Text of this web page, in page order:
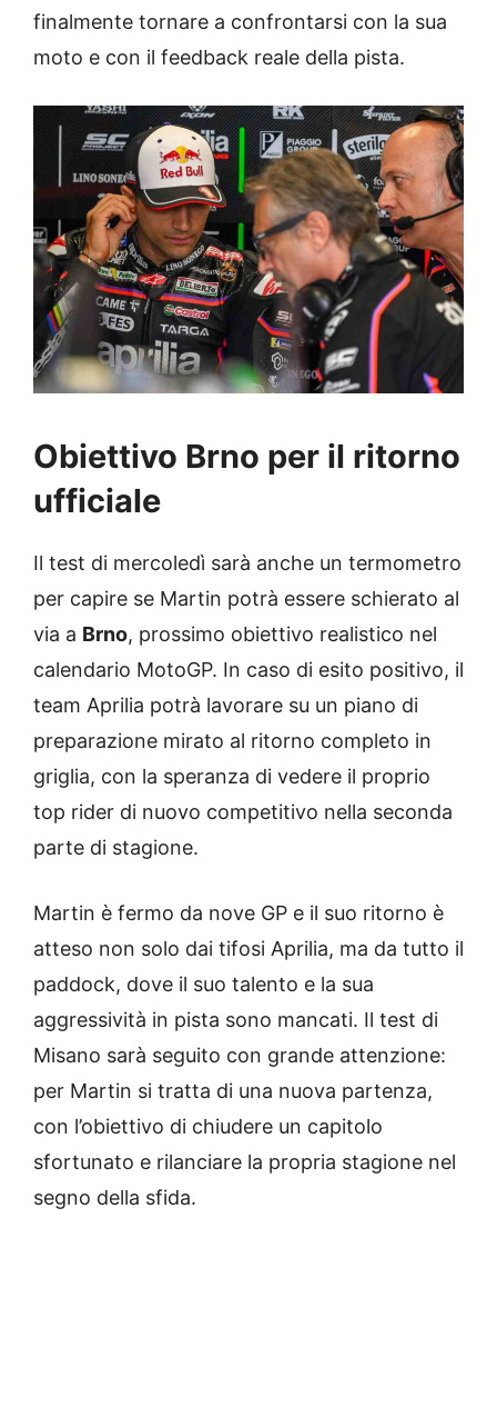
finalmente tornare a confrontarsi con la sua
moto e con il feedback reale della pista.
Obiettivo Brno per il ritorno
ufficiale
Il test di mercoledì sarà anche un termometro
per capire se Martin potrà essere schierato al
via a Brno, prossimo obiettivo realistico nel
calendario MotoGP. In caso di esito positivo, il
team Aprilia potrà lavorare su un piano di
preparazione mirato al ritorno completo in
griglia, con la speranza di vedere il proprio
top rider di nuovo competitivo nella seconda
parte di stagione.
Martin è fermo da nove GP e il suo ritorno è
atteso non solo dai tifosi Aprilia, ma da tutto il
paddock, dove il suo talento e la sua
aggressività in pista sono mancati. Il test di
Misano sarà seguito con grande attenzione:
per Martin si tratta di una nuova partenza,
con l’obiettivo di chiudere un capitolo
sfortunato e rilanciare la propria stagione nel
segno della sfida.